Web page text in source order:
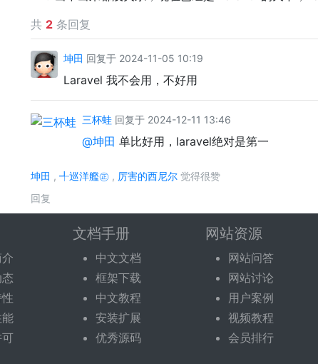
共 2 条回复
坤田 回复于 2024-11-05 10:19
Laravel 我不会用，不好用
三杯蛙 回复于 2024-12-11 13:46
@坤田 单比好用，laravel绝对是第一
坤田 , ╃巡洋艦㊣ , 厉害的西尼尔 觉得很赞
回复
录后才可以回复。 登录| 立即注册
文档手册
中文文档
框架下载
中文教程
安装扩展
优秀源码
网站资源
网站问答
网站讨论
用户案例
视频教程
会员排行